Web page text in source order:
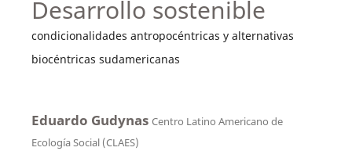
Desarrollo sostenible
condicionalidades antropocéntricas y alternativas
biocéntricas sudamericanas
Eduardo Gudynas Centro Latino Americano de
Ecología Social (CLAES)